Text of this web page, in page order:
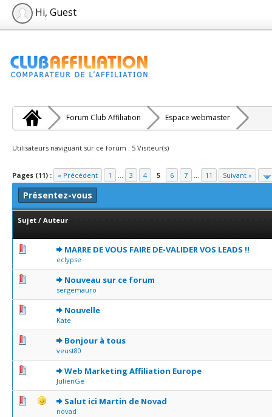
Hi, Guest
Forum Club Affiliation Espace webmaster
Utilisateurs naviguant sur ce forum : 5 Visiteur(s)
Pages (11) : « Précédent 1 ... 3 4 5 6 7 ... 11 Suivant »
Présentez-vous
Sujet / Auteur
MARRE DE VOUS FAIRE DE-VALIDER VOS LEADS !!
eclypse
0 Votes - 0 sur 5 en moyenne
123 45
Nouveau sur ce forum
sergemauro
0 Votes - 0 sur 5 en moyenne
12345
Nouvelle
Kate
0 Votes - 0 sur 5 en moyenne
12345
Bonjour à tous
veust80
0 Votes - 0 sur 5 en moyenne
12345
Web Marketing Affiliation Europe
JulienGe
0 Votes - 0 sur 5 en moyenne
1 2345
Salut ici Martin de Novad
novad
0 Votes - 0 sur 5 en moyenne
12 34 5